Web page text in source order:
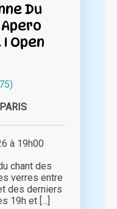
Du
Open
à 19h00
chant des
verres entre
des derniers
19h et [...]